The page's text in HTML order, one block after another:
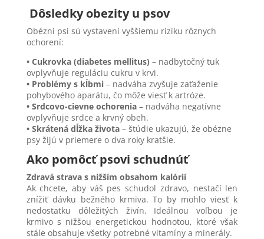
Dôsledky obezity u psov
Obézni psi sú vystavení vyššiemu riziku rôznych
ochorení:
• Cukrovka (diabetes mellitus) – nadbytočný tuk
ovplyvňuje reguláciu cukru v krvi.
• Problémy s kĺbmi– nadváha zvyšuje zaťaženie
pohybového aparátu, čo môže viesť k artróze.
• Srdcovo-cievne ochorenia– nadváha negatívne
ovplyvňuje srdce a krvný obeh.
• Skrátená dĺžka života– štúdie ukazujú, že obézne
psy žijú v priemere o dva roky kratšie.
Ako pomôcť psovi schudnúť
Zdravá strava s nižším obsahom kalórií
Ak chcete, aby váš pes schudol zdravo, nestačí len
znížiť dávku bežného krmiva. To by mohlo viesť k
nedostatku dôležitých živín. Ideálnou voľbou je
krmivo s nižšou energetickou hodnotou, ktoré však
stále obsahuje všetky potrebné vitamíny a minerály.